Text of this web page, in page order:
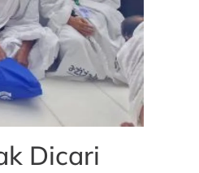
Dicari